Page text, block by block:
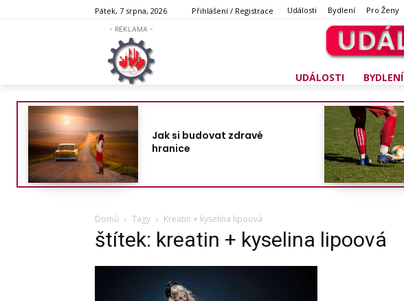
Pátek, 7 srpna, 2026 Přihlášení / Registrace Události Bydlení Pro Ženy
- REKLAMA -
UDÁLOSTI BYDLENÍ
Jak si budovat zdravé
hranice
Domů Tagy Kreatin + kyselina lipoová
štítek: kreatin + kyselina lipoová